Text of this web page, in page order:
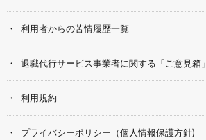
利用者からの苦情履歴一覧
退職代行サービス事業者に関する「ご意見箱」
利用規約
プライバシーポリシー（個人情報保護方針)